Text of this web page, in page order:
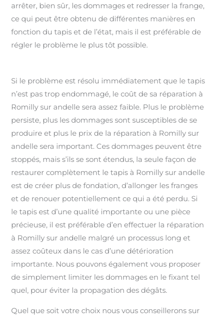
arrêter, bien sûr, les dommages et redresser la frange,
ce qui peut être obtenu de différentes manières en
fonction du tapis et de l’état, mais il est préférable de
régler le problème le plus tôt possible.
Si le problème est résolu immédiatement que le tapis
n’est pas trop endommagé, le coût de sa réparation à
Romilly sur andelle sera assez faible. Plus le problème
persiste, plus les dommages sont susceptibles de se
produire et plus le prix de la réparation à Romilly sur
andelle sera important. Ces dommages peuvent être
stoppés, mais s’ils se sont étendus, la seule façon de
restaurer complètement le tapis à Romilly sur andelle
est de créer plus de fondation, d’allonger les franges
et de renouer potentiellement ce qui a été perdu. Si
le tapis est d’une qualité importante ou une pièce
précieuse, il est préférable d’en effectuer la réparation
à Romilly sur andelle malgré un processus long et
assez coûteux dans le cas d’une détérioration
importante. Nous pouvons également vous proposer
de simplement limiter les dommages en le fixant tel
quel, pour éviter la propagation des dégâts.
Quel que soit votre choix nous vous conseillerons sur